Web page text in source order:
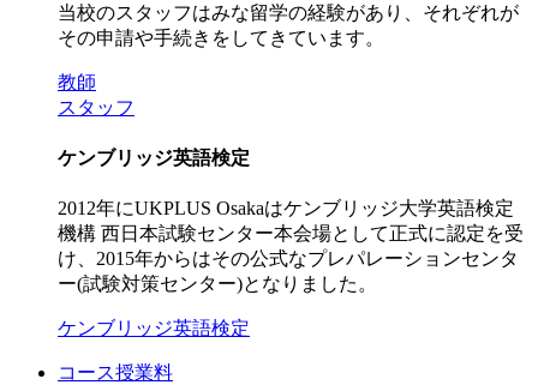
当校のスタッフはみな留学の経験があり、それぞれが
その申請や手続きをしてきています。
教師
スタッフ
ケンブリッジ英語検定
2012年にUKPLUS Osakaはケンブリッジ大学英語検定
機構 西日本試験センター本会場として正式に認定を受
け、2015年からはその公式なプレパレーションセンタ
ー(試験対策センター)となりました。
ケンブリッジ英語検定
コース授業料